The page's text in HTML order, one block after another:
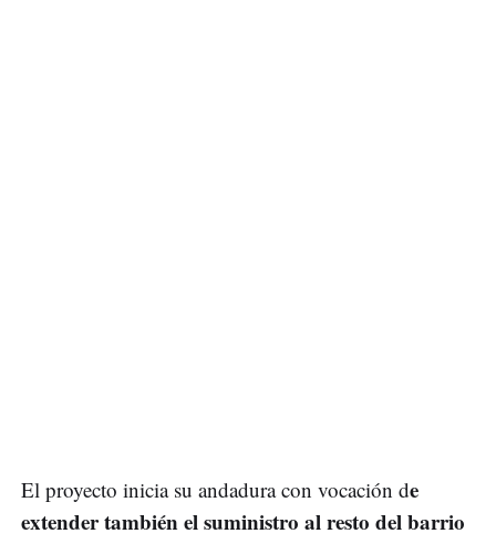
El proyecto inicia su andadura con vocación de
extender también el suministro al resto del barrio